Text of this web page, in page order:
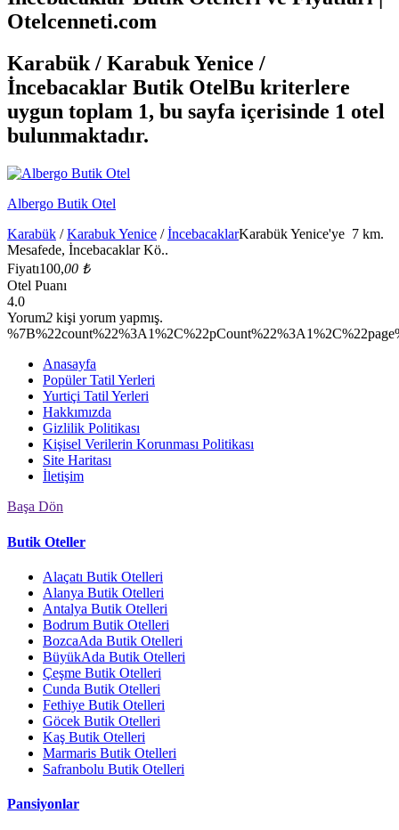
Otelcenneti.com
Karabük / Karabuk Yenice /
İncebacaklar Butik OtelBu kriterlere
uygun toplam 1, bu sayfa içerisinde 1 otel
bulunmaktadır.
Albergo Butik Otel
Karabük /Karabuk Yenice /İncebacaklarKarabük Yenice'ye 7 km.
Mesafede, İncebacaklar Kö..
Fiyatı100,00 ₺
Otel Puanı
4.0
Yorum2 kişi yorum yapmış.
Anasayfa
Popüler Tatil Yerleri
Yurtiçi Tatil Yerleri
Hakkımızda
Gizlilik Politikası
Kişisel Verilerin Korunması Politikası
Site Haritası
İletişim
Başa Dön
Butik Oteller
Alaçatı Butik Otelleri
Alanya Butik Otelleri
Antalya Butik Otelleri
Bodrum Butik Otelleri
BozcaAda Butik Otelleri
BüyükAda Butik Otelleri
Çeşme Butik Otelleri
Cunda Butik Otelleri
Fethiye Butik Otelleri
Göcek Butik Otelleri
Kaş Butik Otelleri
Marmaris Butik Otelleri
Safranbolu Butik Otelleri
Pansiyonlar